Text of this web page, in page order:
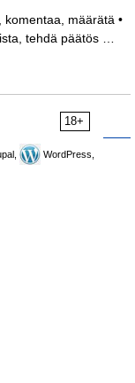
määrätä •
tehdä päätös …
18+
WordPress,